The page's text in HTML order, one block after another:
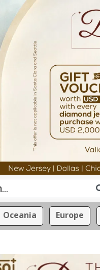
Oceania Europe